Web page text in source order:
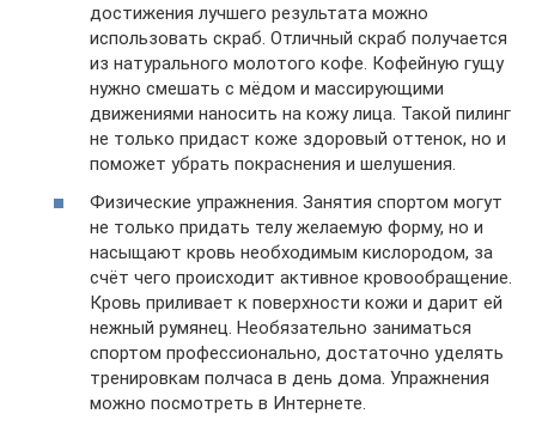
достижения лучшего результата можно
использовать скраб. Отличный скраб получается
из натурального молотого кофе. Кофейную гущу
нужно смешать с мёдом и массирующими
движениями наносить на кожу лица. Такой пилинг
не только придаст коже здоровый оттенок, но и
поможет убрать покраснения и шелушения.
Физические упражнения. Занятия спортом могут
не только придать телу желаемую форму, но и
насыщают кровь необходимым кислородом, за
счёт чего происходит активное кровообращение.
Кровь приливает к поверхности кожи и дарит ей
нежный румянец. Необязательно заниматься
спортом профессионально, достаточно уделять
тренировкам полчаса в день дома. Упражнения
можно посмотреть в Интернете.